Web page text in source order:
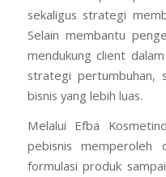
sekaligus strategi
Selain membantu
mendukung client
strategi pertumbuhan,
bisnis yang lebih luas.
Melalui Efba
pebisnis memperoleh
formulasi produk